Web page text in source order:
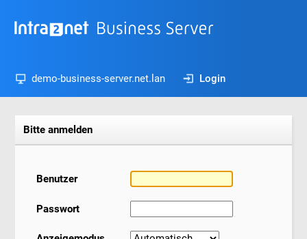
demo-business-server.net.lan Login
Bitte anmelden
Benutzer
Passwort